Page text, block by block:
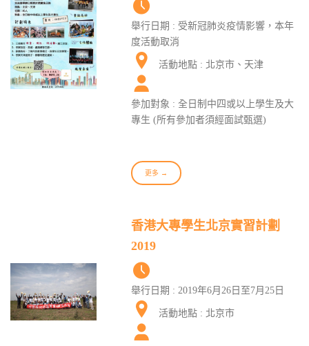
舉行日期 : 受新冠肺炎疫情影響，本年
度活動取消
活動地點 : 北京市、天津
參加對象 : 全日制中四或以上學生及大
專生 (所有參加者須經面試甄選)
更多 →
香港大專學生北京實習計劃
2019
舉行日期 : 2019年6月26日至7月25日
活動地點 : 北京市